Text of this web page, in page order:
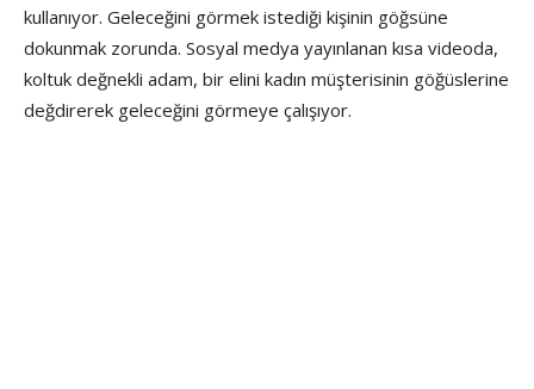
kullanıyor. Geleceğini görmek istediği kişinin göğsüne
dokunmak zorunda. Sosyal medya yayınlanan kısa videoda,
koltuk değnekli adam, bir elini kadın müşterisinin göğüslerine
değdirerek geleceğini görmeye çalışıyor.